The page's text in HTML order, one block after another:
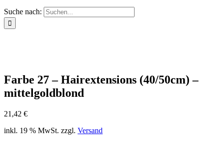
Suche nach:
Farbe 27 – Hairextensions (40/50cm) –
mittelgoldblond
21,42 €
inkl. 19 % MwSt. zzgl. Versand